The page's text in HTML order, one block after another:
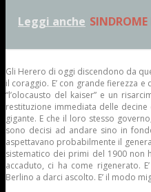
Leggi anche
Gli Herero di oggi discendono da
il coraggio. E’ con grande fierezza
“l’olocausto del kaiser” e un
restituzione immediata delle
gigante. E che il loro stesso
sono decisi ad andare sino in
aspettavano probabilmente il
sistematico dei primi del 1900 non
accaduto, ci ha come rigenerato.
Berlino a darci ascolto. E’ il modo